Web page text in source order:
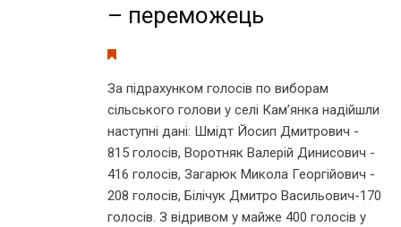
– переможець
За підрахунком голосів по виборам
сільського голови у селі Кам’янка надійшли
наступні дані: Шмідт Йосип Дмитрович -
815 голосів, Воротняк Валерій Динисович -
416 голосів, Загарюк Микола Георгійович -
208 голосів, Білічук Дмитро Васильович-170
голосів. З відривом у майже 400 голосів у